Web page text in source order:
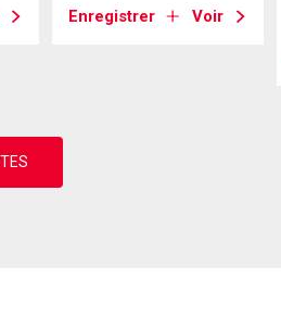
Enregistrer Voir